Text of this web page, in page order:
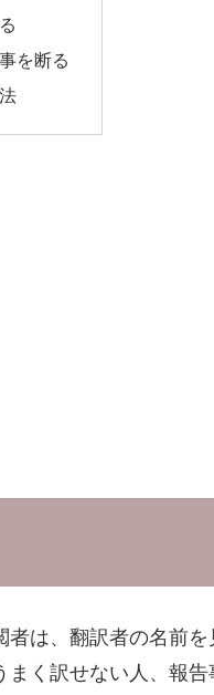
を断る
は、翻訳者の名前
く訳せない人、報